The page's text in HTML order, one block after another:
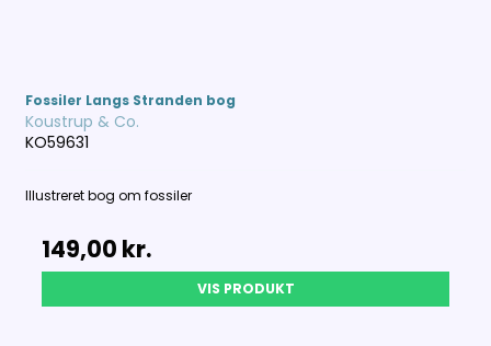
Fossiler Langs Stranden bog
Koustrup & Co.
KO59631
Illustreret bog om fossiler
149,00 kr.
VIS PRODUKT